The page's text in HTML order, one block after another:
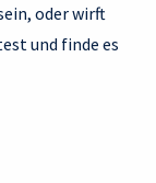
oder wirft
und finde es